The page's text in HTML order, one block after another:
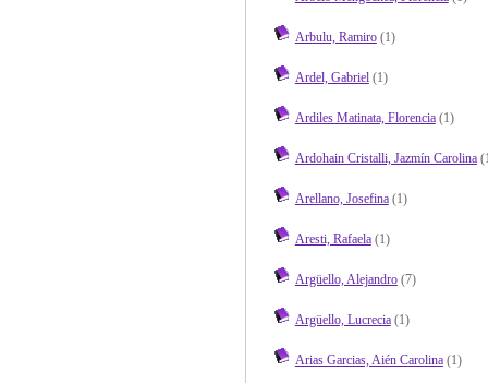
Arbulu, Ramiro(1)
Ardel, Gabriel(1)
Ardiles Matinata, Florencia(1)
Ardohain Cristalli, Jazmín Carolina
Arellano, Josefina(1)
Aresti, Rafaela(1)
Argüello, Alejandro(7)
Argüello, Lucrecia(1)
Arias Garcias, Aién Carolina(1)